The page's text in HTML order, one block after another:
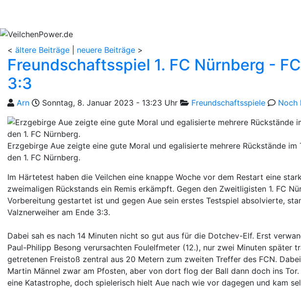
< ältere Beiträge neuere Beiträge >
Freundschaftsspiel 1. FC Nürnberg -
3:3
Geschrieben von
Arn am Sonntag, 8. Januar 2023 - 13:23 Uhr Kategorien
Freundschaftsspiele Noch
Erzgebirge Aue zeigte eine gute Moral und egalisierte mehrere Rückstände im
den 1. FC Nürnberg.
Im Härtetest haben die Veilchen eine knappe Woche vor dem Restart eine
zweimaligen Rückstands ein Remis erkämpft. Gegen den Zweitligisten 1. FC
Vorbereitung gestartet ist und gegen Aue sein erstes Testspiel absolvierte,
Valznerweiher am Ende 3:3.
Dabei sah es nach 14 Minuten nicht so gut aus für die Dotchev-Elf. Erst
Paul-Philipp Besong verursachten Foulelfmeter (12.), nur zwei Minuten später
getretenen Freistoß zentral aus 20 Metern zum zweiten Treffer des FCN.
Martin Männel zwar am Pfosten, aber von dort flog der Ball dann doch ins
eine Katastrophe, doch spielerisch hielt Aue nach wie vor dagegen und kam